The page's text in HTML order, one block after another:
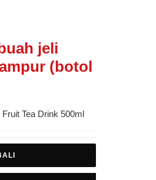
jeli
(botol
Tea Drink 500ml